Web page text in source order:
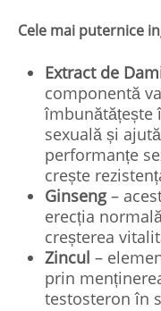
Cele mai puternice
Extract de
componentă
îmbunătățește
sexuală și
performanțe
crește
Ginseng–
erecția
creșterea
Zincul –
prin
testosteron în